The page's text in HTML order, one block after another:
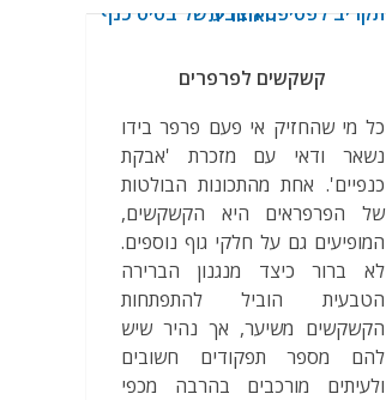
קשקשים לפרפרים
כל מי שהחזיק אי פעם פרפר בידו
נשאר ודאי עם מזכרת 'אבקת
כנפיים'. אחת מהתכונות הבולטות
של הפרפראים היא הקשקשים,
המופיעים גם על חלקי גוף נוספים.
לא ברור כיצד מנגנון הברירה
הטבעית הוביל להתפתחות
הקשקשים משיער, אך נהיר שיש
להם מספר תפקודים חשובים
ולעיתים מורכבים בהרבה מכפי